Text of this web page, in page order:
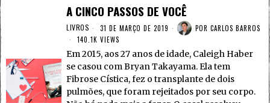
A CINCO PASSOS DE VOCÊ
LIVROS 31 DE MARÇO DE 2019 POR CARLOS BARROS
140.1K VIEWS
Em 2015, aos 27 anos de idade, Caleigh Haber
se casou com Bryan Takayama. Ela tem
Fibrose Cística, fez o transplante de dois
pulmões, que foram rejeitados por seu corpo.